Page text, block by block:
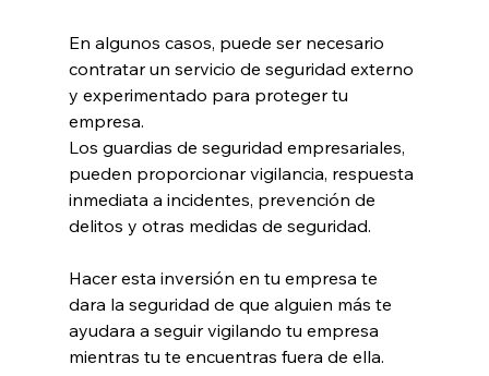
En algunos casos, puede ser necesario
contratar un servicio de seguridad externo
y experimentado para proteger tu
empresa.
Los guardias de seguridad empresariales,
pueden proporcionar vigilancia, respuesta
inmediata a incidentes, prevención de
delitos y otras medidas de seguridad.
Hacer esta inversión en tu empresa te
dara la seguridad de que alguien más te
ayudara a seguir vigilando tu empresa
mientras tu te encuentras fuera de ella.